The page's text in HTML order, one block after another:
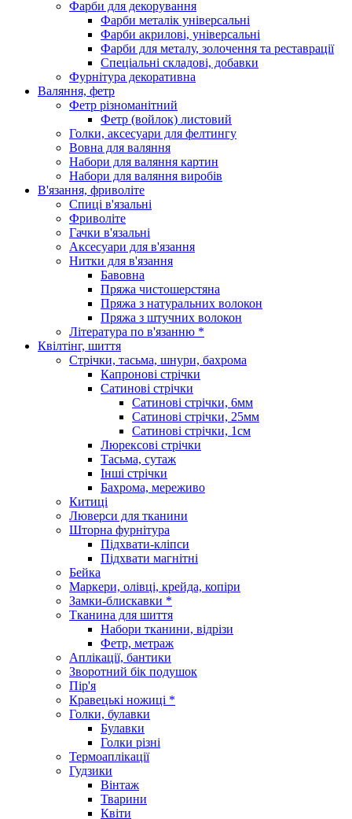
Фарби для декорування
Фарби металік універсальні
Фарби акрилові, універсальні
Фарби для металу, золочення та реставрації
Спеціальні складові, добавки
Фурнітура декоративна
Валяння, фетр
Фетр різноманітний
Фетр (войлок) листовий
Голки, аксесуари для фелтингу
Вовна для валяння
Набори для валяння картин
Набори для валяння виробів
В'язання, фриволіте
Спиці в'язальні
Фриволіте
Гачки в'язальні
Аксесуари для в'язання
Нитки для в'язання
Бавовна
Пряжа чистошерстяна
Пряжа з натуральних волокон
Пряжа з штучних волокон
Література по в'язанню *
Квілтінг, шиття
Стрічки, тасьма, шнури, бахрома
Капронові стрічки
Сатинові стрічки
Сатинові стрічки, 6мм
Сатинові стрічки, 25мм
Сатинові стрічки, 1см
Люрексові стрічки
Тасьма, сутаж
Інші стрічки
Бахрома, мереживо
Китиці
Люверси для тканини
Шторна фурнітура
Підхвати-кліпси
Підхвати магнітні
Бейка
Маркери, олівці, крейда, копіри
Замки-блискавки *
Тканина для шиття
Набори тканини, відрізи
Фетр, метраж
Аплікації, бантики
Зворотний бік подушок
Пір'я
Кравецькі ножиці *
Голки, булавки
Булавки
Голки різні
Термоаплікації
Гудзики
Вінтаж
Тварини
Квіти